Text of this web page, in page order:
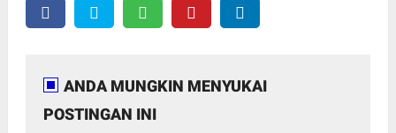
ANDA MUNGKIN MENYUKAI
POSTINGAN INI